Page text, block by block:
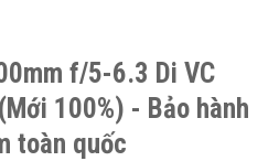
f/5-6.3 Di VC
100%) - Bảo hành
toàn quốc